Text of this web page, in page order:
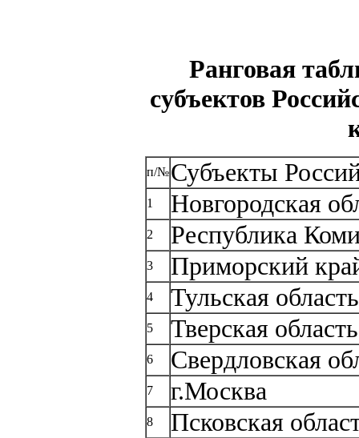
Ранговая
субъектов
п/№Субъекты
1 Новгородская
2 Республика
3 Приморский
4 Тульская область
5 Тверская область
6 Свердловская
7 г.Москва
8 Псковская